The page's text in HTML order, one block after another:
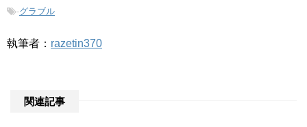
-グラブル
執筆者： razetin370
関連記事